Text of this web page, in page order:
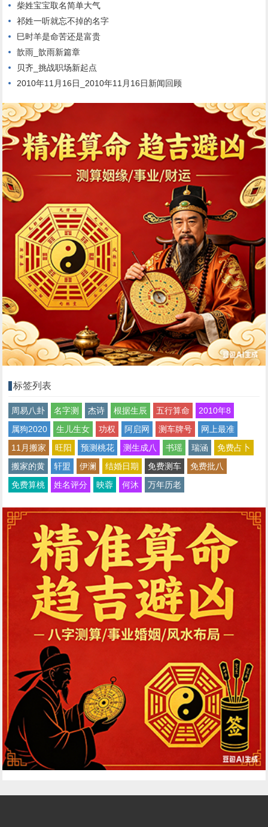
柴姓宝宝取名简单大气
祁姓一听就忘不掉的名字
巳时羊是命苦还是富贵
歆雨_歆雨新篇章
贝齐_挑战职场新起点
2010年11月16日_2010年11月16日新闻回顾
标签列表
周易八卦 名字测 杰诗 根据生辰 五行算命
2010年8
属狗2020
生儿生女 功权 阿启网 测车牌号
网上最准
11月搬家
旺阳 预测桃花 测生成八 书瑶 瑞涵
免费占卜
搬家的黄
轩盟 伊澜 结婚日期 免费测车
免费批八
免费算桃
姓名评分 映蓉 何沐 万年历老